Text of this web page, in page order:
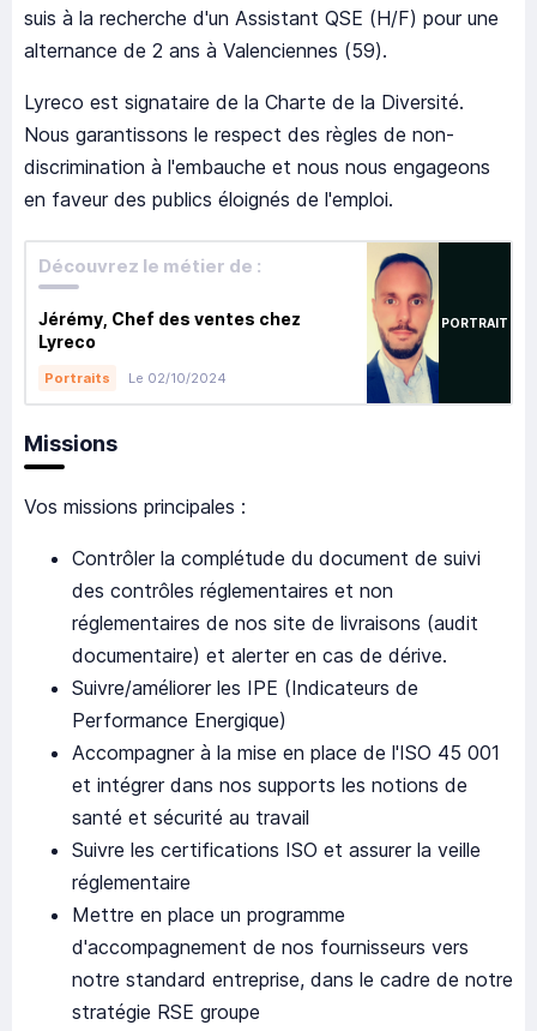
suis à la recherche d'un Assistant QSE (H/F) pour une
alternance de 2 ans à Valenciennes (59).
Lyreco est signataire de la Charte de la Diversité.
Nous garantissons le respect des règles de non-
discrimination à l'embauche et nous nous engageons
en faveur des publics éloignés de l'emploi.
Découvrez le métier de :
Jérémy, Chef des ventes chez
Lyreco
Portraits Le 02/10/2024
PORTRAIT
Missions
Vos missions principales :
Contrôler la complétude du document de suivi
des contrôles réglementaires et non
réglementaires de nos site de livraisons (audit
documentaire) et alerter en cas de dérive.​
Suivre/améliorer les IPE (Indicateurs de
Performance Energique)​
Accompagner à la mise en place de l'ISO 45 001
et intégrer dans nos supports les notions de
santé et sécurité au travail
Suivre les certifications ISO et assurer la veille
réglementaire
Mettre en place un programme
d'accompagnement de nos fournisseurs vers
notre standard entreprise, dans le cadre de notre
stratégie RSE groupe